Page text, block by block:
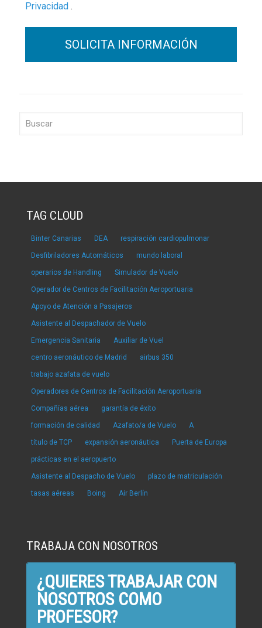
Privacidad .
TAG CLOUD
Binter Canarias DEA respiración cardiopulmonar
Desfibriladores Automáticos mundo laboral
operarios de Handling Simulador de Vuelo
Operador de Centros de Facilitación Aeroportuaria
Apoyo de Atención a Pasajeros
Asistente al Despachador de Vuelo
Emergencia Sanitaria Auxiliar de Vuel
centro aeronáutico de Madrid airbus 350
trabajo azafata de vuelo
Operadores de Centros de Facilitación Aeroportuaria
Compañías aérea garantía de éxito
formación de calidad Azafato/a de Vuelo A
título de TCP expansión aeronáutica Puerta de Europa
prácticas en el aeropuerto
Asistente al Despacho de Vuelo plazo de matriculación
tasas aéreas Boing Air Berlín
TRABAJA CON NOSOTROS
¿QUIERES TRABAJAR CON
NOSOTROS COMO
PROFESOR?